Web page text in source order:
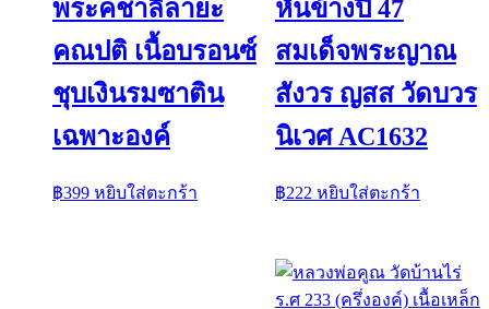
พระคชาลีลายะ
คณปติ เนื้อบรอนซ์
ชุบเงินรมซาติน
เฉพาะองค์
฿399 หยิบใส่ตะกร้า
หันข้างปี 47
สมเด็จพระญาณ
สังวร ญสส วัดบวร
นิเวศ AC1632
฿222 หยิบใส่ตะกร้า